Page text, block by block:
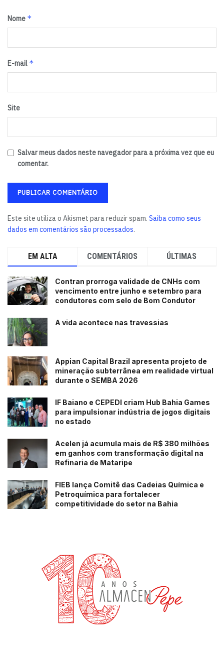
Nome *
E-mail *
Site
Salvar meus dados neste navegador para a próxima vez que eu
comentar.
Este site utiliza o Akismet para reduzir spam. Saiba como seus
dados em comentários são processados.
EM ALTA COMENTÁRIOS ÚLTIMAS
Contran prorroga validade de CNHs com
vencimento entre junho e setembro para
condutores com selo de Bom Condutor
A vida acontece nas travessias
Appian Capital Brazil apresenta projeto de
mineração subterrânea em realidade virtual
durante o SEMBA 2026
IF Baiano e CEPEDI criam Hub Bahia Games
para impulsionar indústria de jogos digitais
no estado
Acelen já acumula mais de R$ 380 milhões
em ganhos com transformação digital na
Refinaria de Mataripe
FIEB lança Comitê das Cadeias Química e
Petroquímica para fortalecer
competitividade do setor na Bahia